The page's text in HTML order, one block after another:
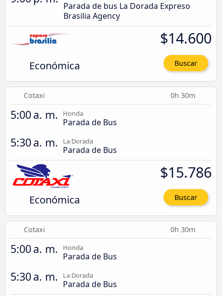
Parada de bus La Dorada Expreso
Brasilia Agency
Económica
$14.600
Buscar
Cotaxi 0h 30m
5:00 a. m. Honda
Parada de Bus
5:30 a. m. La Dorada
Parada de Bus
Económica
$15.786
Buscar
Cotaxi 0h 30m
5:00 a. m. Honda
Parada de Bus
5:30 a. m. La Dorada
Parada de Bus